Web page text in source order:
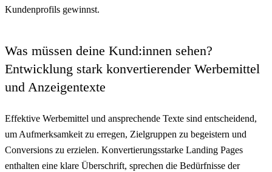
Kundenprofils gewinnst.
Was müssen deine Kund:innen sehen?
Entwicklung stark konvertierender Werbemittel
und Anzeigentexte
Effektive Werbemittel und ansprechende Texte sind entscheidend,
um Aufmerksamkeit zu erregen, Zielgruppen zu begeistern und
Conversions zu erzielen. Konvertierungsstarke Landing Pages
enthalten eine klare Überschrift, sprechen die Bedürfnisse der